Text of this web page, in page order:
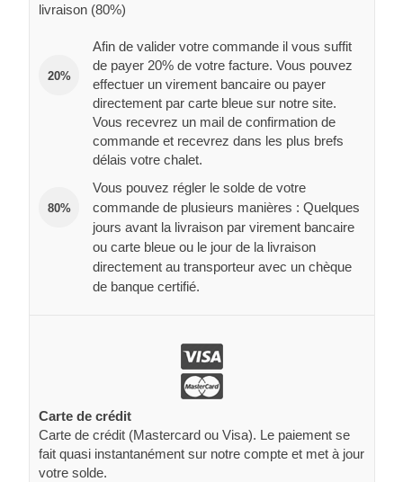
livraison (80%)
20%
Afin de valider votre commande il vous suffit
de payer 20% de votre facture. Vous pouvez
effectuer un virement bancaire ou payer
directement par carte bleue sur notre site.
Vous recevrez un mail de confirmation de
commande et recevrez dans les plus brefs
délais votre chalet.
80%
Vous pouvez régler le solde de votre
commande de plusieurs manières : Quelques
jours avant la livraison par virement bancaire
ou carte bleue ou le jour de la livraison
directement au transporteur avec un chèque
de banque certifié.
Carte de crédit
Carte de crédit (Mastercard ou Visa). Le paiement se
fait quasi instantanément sur notre compte et met à jour
votre solde.